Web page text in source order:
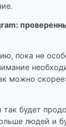
пока не
можно
будет
людей и